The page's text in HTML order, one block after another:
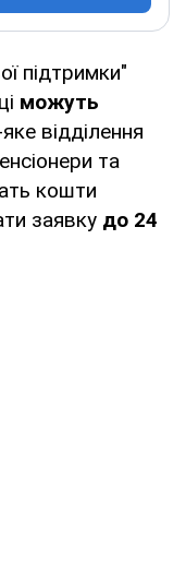
підтримки"
можуть
відділення
та
кошти
заявку до 24